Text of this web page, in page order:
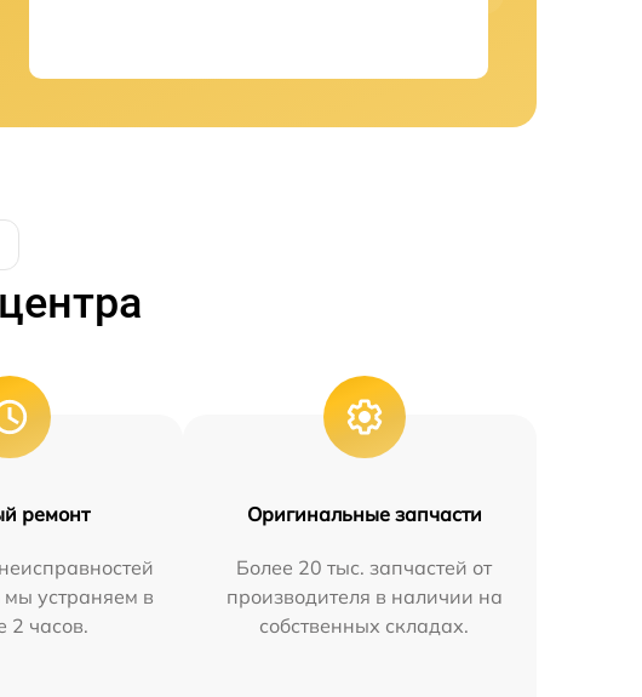
ремонт
мы устраняем в
2 часов.
Оригинальные запчасти
Более 20 тыс. запчастей от
производителя в наличии на
собственных складах.